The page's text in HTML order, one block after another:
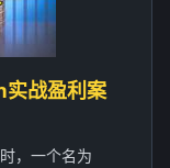
战盈利案
，一个名为